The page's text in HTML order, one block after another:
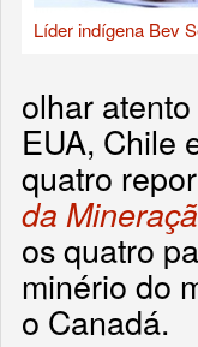
Líder indígena Bev
olhar
EUA, Chile
quatro
da
os quatro
minério do
o Canadá.